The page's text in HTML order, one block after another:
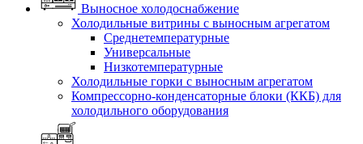
Выносное холодоснабжение
Холодильные витрины с выносным агрегатом
Среднетемпературные
Универсальные
Низкотемпературные
Холодильные горки с выносным агрегатом
Компрессорно-конденсаторные блоки (ККБ) для
холодильного оборудования